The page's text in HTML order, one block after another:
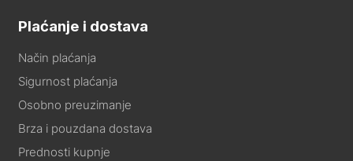
Plaćanje i dostava
Način plaćanja
Sigurnost plaćanja
Osobno preuzimanje
Brza i pouzdana dostava
Prednosti kupnje